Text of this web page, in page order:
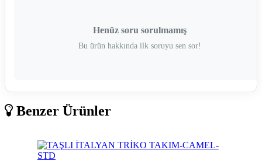
Henüz soru sorulmamış
Bu ürün hakkında ilk soruyu sen sor!
Benzer Ürünler